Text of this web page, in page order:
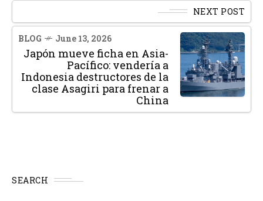
NEXT POST
BLOG June 13, 2026
Japón mueve ficha en Asia-
Pacífico: vendería a
Indonesia destructores de la
clase Asagiri para frenar a
China
SEARCH